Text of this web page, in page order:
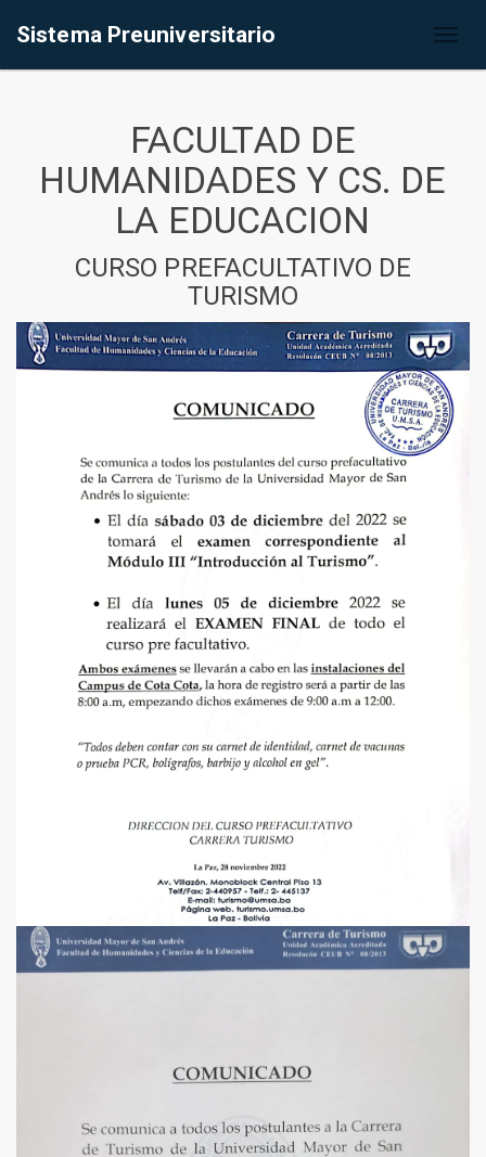
Sistema Preuniversitario
FACULTAD DE
HUMANIDADES Y CS. DE
LA EDUCACION
CURSO PREFACULTATIVO DE
TURISMO